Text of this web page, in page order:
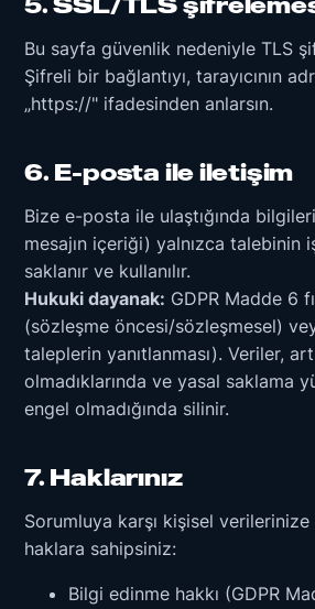
Bu sayfa güvenlik nedeniyle TLS
Şifreli bir bağlantıyı, tarayıcının
„https://" ifadesinden anlarsın.
6. E-posta ile iletişim
Bize e-posta ile ulaştığında
mesajın içeriği) yalnızca talebinin
saklanır ve kullanılır.
Hukuki dayanak: GDPR Madde 6
(sözleşme öncesi/sözleşmesel)
taleplerin yanıtlanması). Veriler,
olmadıklarında ve yasal saklama
engel olmadığında silinir.
7. Haklarınız
Sorumluya karşı kişisel verilerinize
haklara sahipsiniz:
Bilgi edinme hakkı (GDPR